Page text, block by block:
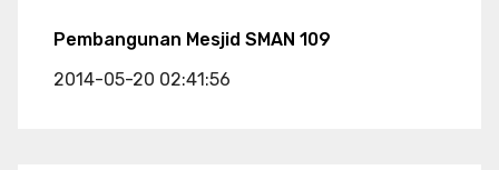
Pembangunan Mesjid SMAN 109
2014-05-20 02:41:56